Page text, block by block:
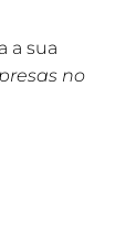
a sua
no